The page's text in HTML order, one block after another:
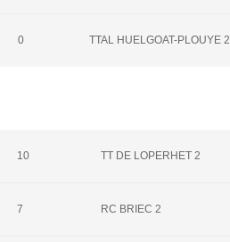
0 TTAL HUELGOAT-PLOUYE 2
10 TT DE LOPERHET 2
7 RC BRIEC 2